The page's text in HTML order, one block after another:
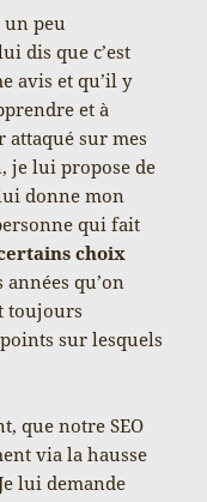
peu
dis que c’est
avis et qu’il y
et à
attaqué sur mes
je lui propose de
donne mon
qui fait
choix
qu’on
toujours
sur lesquels
que notre SEO
via la hausse
lui demande